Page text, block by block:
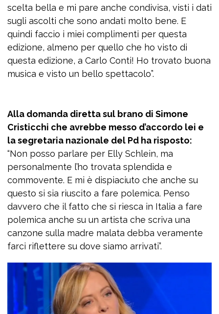
scelta bella e mi pare anche condivisa, visti i dati
sugli ascolti che sono andati molto bene. E
quindi faccio i miei complimenti per questa
edizione, almeno per quello che ho visto di
questa edizione, a Carlo Conti! Ho trovato buona
musica e visto un bello spettacolo”.
Alla domanda diretta sul brano di Simone
Cristicchi che avrebbe messo d’accordo lei e
la segretaria nazionale del Pd ha risposto:
“Non posso parlare per Elly Schlein, ma
personalmente l’ho trovata splendida e
commovente. E mi è dispiaciuto che anche su
questo si sia riuscito a fare polemica. Penso
davvero che il fatto che si riesca in Italia a fare
polemica anche su un artista che scriva una
canzone sulla madre malata debba veramente
farci riflettere su dove siamo arrivati”.